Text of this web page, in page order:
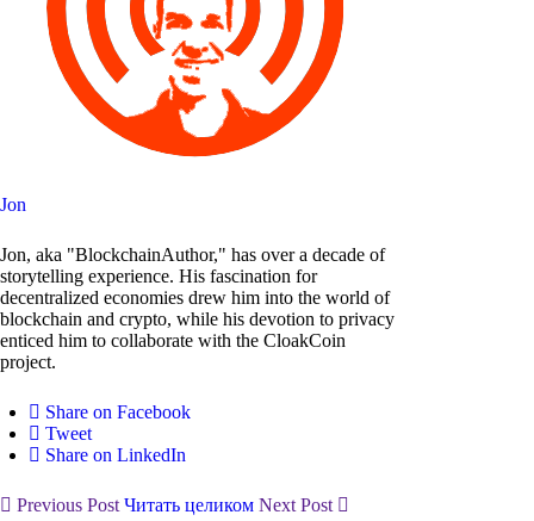
Jon
Jon, aka "BlockchainAuthor," has over a decade of
storytelling experience. His fascination for
decentralized economies drew him into the world of
blockchain and crypto, while his devotion to privacy
enticed him to collaborate with the CloakCoin
project.
Share on Facebook
Tweet
Share on LinkedIn
Previous PostЧитать целиком Next Post